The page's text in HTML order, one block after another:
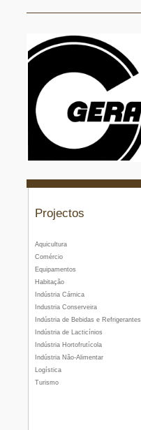
Projectos
Aquicultura
Comércio
Equipamentos
Habitação
Indústria Cárnica
Industria Conserveira
Indústria de Bebidas e Refrigerantes
Indústria de Lacticínios
Indústria Hortofrutícola
Indústria Não-Alimentar
Logística
Turismo